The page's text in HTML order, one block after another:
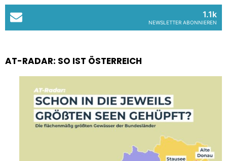
1.1k
NEWSLETTER ABONNIEREN
AT-RADAR: SO IST ÖSTERREICH